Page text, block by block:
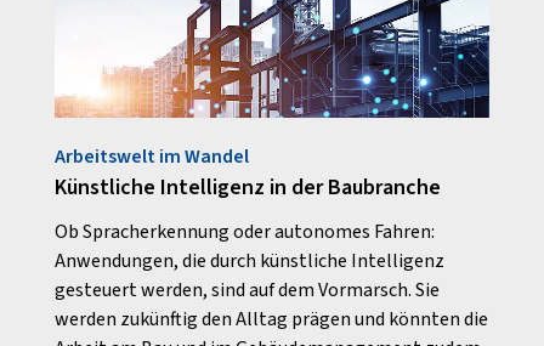
Arbeitswelt im Wandel
Künstliche Intelligenz in der Baubranche
Ob Spracherkennung oder autonomes Fahren:
Anwendungen, die durch künstliche Intelligenz
gesteuert werden, sind auf dem Vormarsch. Sie
werden zukünftig den Alltag prägen und könnten die